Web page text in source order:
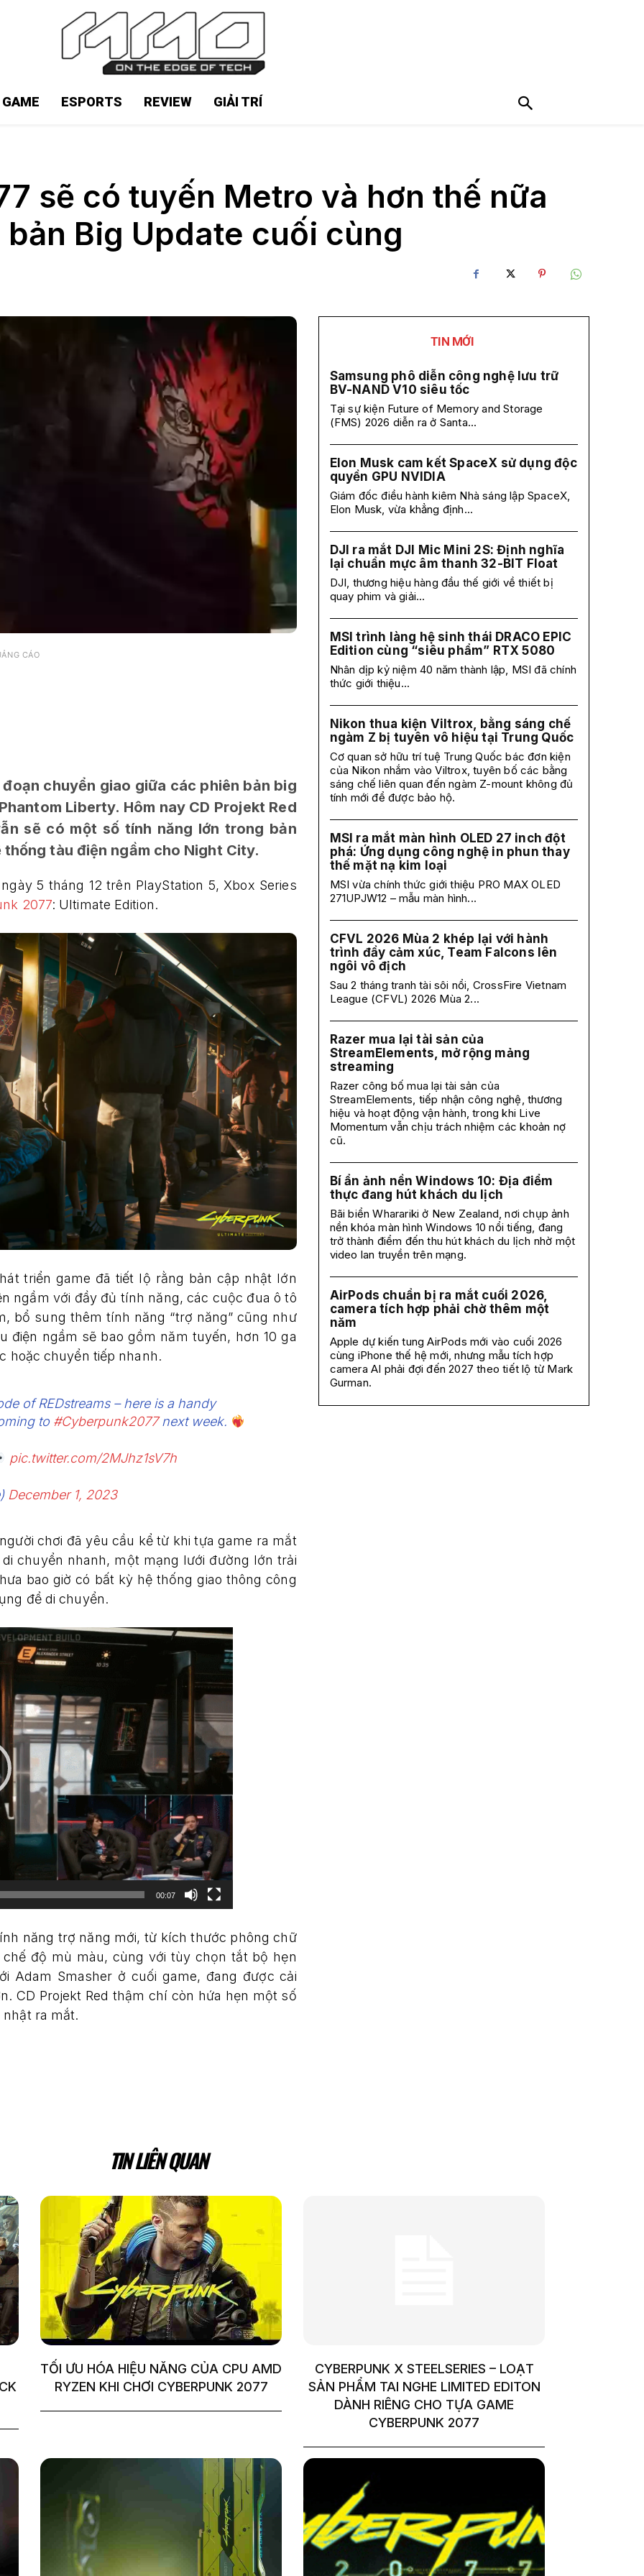
ESPORTS REVIEW GIẢI TRÍ
sẽ có tuyến Metro và hơn thế nữa
Big Update cuối cùng
CÁO
chuyển giao giữa các phiên bản big
Liberty. Hôm nay CD Projekt Red
sẽ có một số tính năng lớn trong bản
tàu điện ngầm cho Night City.
5 tháng 12 trên PlayStation 5, Xbox Series
2077: Ultimate Edition.
triển game đã tiết lộ rằng bản cập nhật lớn
ngầm với đầy đủ tính năng, các cuộc đua ô tô
bổ sung thêm tính năng “trợ năng” cũng như
điện ngầm sẽ bao gồm năm tuyến, hơn 10 ga
hoặc chuyển tiếp nhanh.
of REDstreams – here is a handy
to #Cyberpunk2077next week.
pic.twitter.com/2MJhz1sV7h
December 1, 2023
chơi đã yêu cầu kể từ khi tựa game ra mắt
chuyển nhanh, một mạng lưới đường lớn trải
bao giờ có bất kỳ hệ thống giao thông công
để di chuyển.
00:07
năng trợ năng mới, từ kích thước phông chữ
độ mù màu, cùng với tùy chọn tắt bộ hẹn
Adam Smasher ở cuối game, đang được cải
CD Projekt Red thậm chí còn hứa hẹn một số
nhật ra mắt.
TIN MỚI
Samsung phô diễn công nghệ lưu trữ
BV-NAND V10 siêu tốc
Tại sự kiện Future of Memory and Storage
(FMS) 2026 diễn ra ở Santa...
Elon Musk cam kết SpaceX sử dụng độc
quyền GPU NVIDIA
Giám đốc điều hành kiêm Nhà sáng lập SpaceX,
Elon Musk, vừa khẳng định...
DJI ra mắt DJI Mic Mini 2S: Định nghĩa
lại chuẩn mực âm thanh 32-BIT Float
DJI, thương hiệu hàng đầu thế giới về thiết bị
quay phim và giải...
MSI trình làng hệ sinh thái DRACO EPIC
Edition cùng “siêu phẩm” RTX 5080
Nhân dịp kỷ niệm 40 năm thành lập, MSI đã chính
thức giới thiệu...
Nikon thua kiện Viltrox, bằng sáng chế
ngàm Z bị tuyên vô hiệu tại Trung Quốc
Cơ quan sở hữu trí tuệ Trung Quốc bác đơn kiện
của Nikon nhắm vào Viltrox, tuyên bố các bằng
sáng chế liên quan đến ngàm Z-mount không đủ
tính mới để được bảo hộ.
MSI ra mắt màn hình OLED 27 inch đột
phá: Ứng dụng công nghệ in phun thay
thế mặt nạ kim loại
MSI vừa chính thức giới thiệu PRO MAX OLED
271UPJW12 – mẫu màn hình...
CFVL 2026 Mùa 2 khép lại với hành
trình đầy cảm xúc, Team Falcons lên
ngôi vô địch
Sau 2 tháng tranh tài sôi nổi, CrossFire Vietnam
League (CFVL) 2026 Mùa 2...
Razer mua lại tài sản của
StreamElements, mở rộng mảng
streaming
Razer công bố mua lại tài sản của
StreamElements, tiếp nhận công nghệ, thương
hiệu và hoạt động vận hành, trong khi Live
Momentum vẫn chịu trách nhiệm các khoản nợ
cũ.
Bí ẩn ảnh nền Windows 10: Địa điểm
thực đang hút khách du lịch
Bãi biển Wharariki ở New Zealand, nơi chụp ảnh
nền khóa màn hình Windows 10 nổi tiếng, đang
trở thành điểm đến thu hút khách du lịch nhờ một
video lan truyền trên mạng.
AirPods chuẩn bị ra mắt cuối 2026,
camera tích hợp phải chờ thêm một
năm
Apple dự kiến tung AirPods mới vào cuối 2026
cùng iPhone thế hệ mới, nhưng mẫu tích hợp
camera AI phải đợi đến 2027 theo tiết lộ từ Mark
Gurman.
TIN LIÊN QUAN
TỐI ƯU HÓA HIỆU NĂNG CỦA CPU AMD
RYZEN KHI CHƠI CYBERPUNK 2077
CYBERPUNK X STEELSERIES – LOẠT
SẢN PHẨM TAI NGHE LIMITED EDITON
DÀNH RIÊNG CHO TỰA GAME
CYBERPUNK 2077